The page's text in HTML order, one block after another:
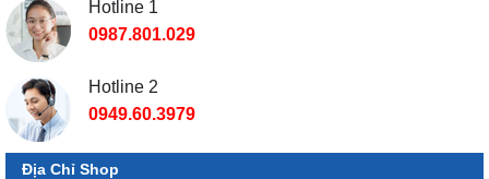
Hotline 1
0987.801.029
Hotline 2
0949.60.3979
Địa Chỉ Shop